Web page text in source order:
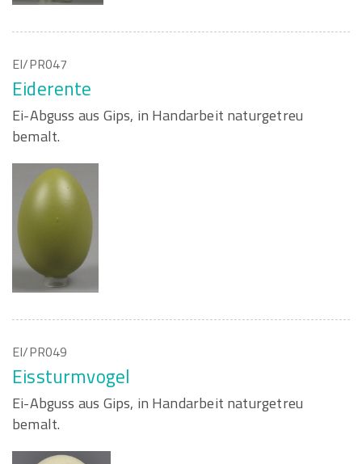
EI/PR047
Eiderente
Ei-Abguss aus Gips, in Handarbeit naturgetreu
bemalt.
EI/PR049
Eissturmvogel
Ei-Abguss aus Gips, in Handarbeit naturgetreu
bemalt.